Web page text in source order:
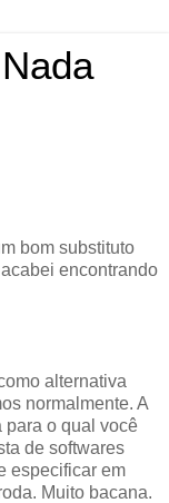
bom substituto
encontrando
alternativa
normalmente. A
para o qual você
de softwares
especificar em
Muito bacana.